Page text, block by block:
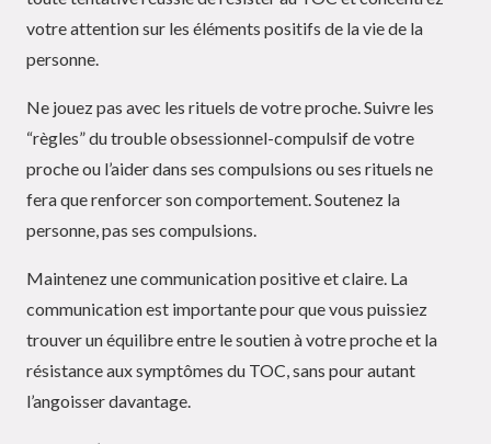
votre attention sur les éléments positifs de la vie de la
personne.
Ne jouez pas avec les rituels de votre proche. Suivre les
“règles” du trouble obsessionnel-compulsif de votre
proche ou l’aider dans ses compulsions ou ses rituels ne
fera que renforcer son comportement. Soutenez la
personne, pas ses compulsions.
Maintenez une communication positive et claire. La
communication est importante pour que vous puissiez
trouver un équilibre entre le soutien à votre proche et la
résistance aux symptômes du TOC, sans pour autant
l’angoisser davantage.